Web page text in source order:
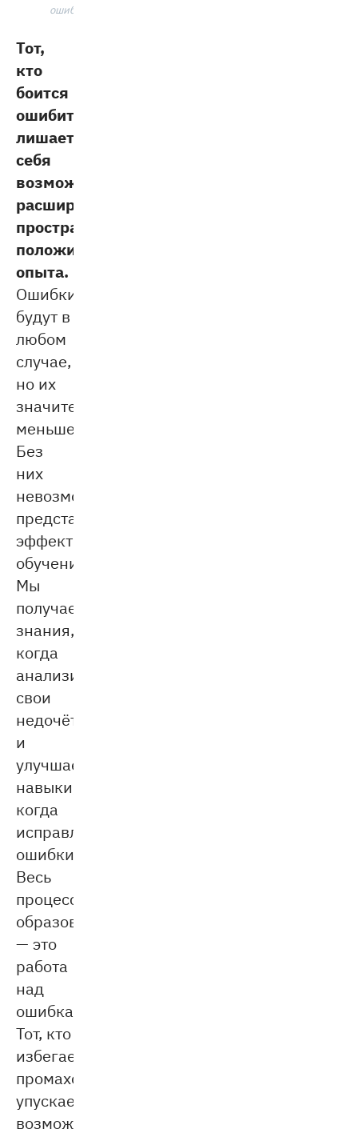
ошибки
Тот,
кто
боится
ошибиться,
лишает
себя
возможности
расширить
пространство
положительного
опыта.
Ошибки
будут в
любом
случае,
но их
значительно
меньше.
Без
них
невозможно
представить
эффективное
обучение.
Мы
получаем
знания,
когда
анализируем
свои
недочёты,
и
улучшаем
навыки,
когда
исправляем
ошибки.
Весь
процесс
образования
— это
работа
над
ошибками.
Тот, кто
избегает
промахов,
упускает
возможность